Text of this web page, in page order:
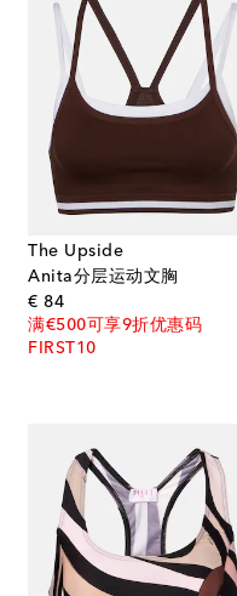
The Upside
Anita分层运动文胸
€ 84original price
满€500可享9折优惠码
FIRST10